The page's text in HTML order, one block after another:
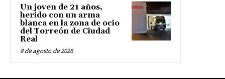
Un joven de 21 años,
herido con un arma
blanca en la zona de ocio
del Torreón de Ciudad
Real
8 de agosto de 2026